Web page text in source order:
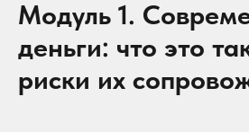
Модуль 1.
деньги: что это
риски их